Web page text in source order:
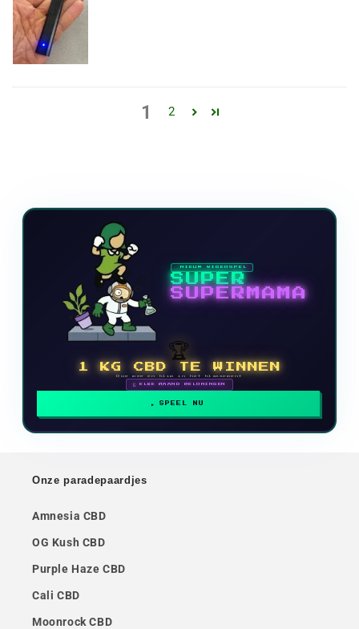
1 2
NIEUW VIDEOSPEL
SUPER
SUPERMAMA
🏆
1 KG CBD TE WINNEN
Doe mee en klim in het klassement
🗓 ELKE MAAND BELONINGEN
SPEEL NU
Onze paradepaardjes
Amnesia CBD
OG Kush CBD
Purple Haze CBD
Cali CBD
Moonrock CBD